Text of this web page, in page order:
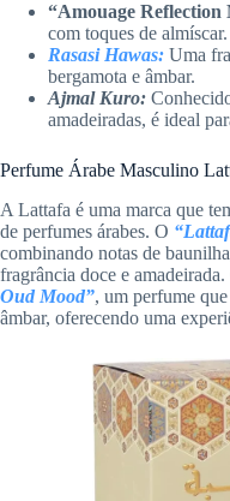
“Amouage Reflection
com toques de almíscar.
Rasasi Hawas: Uma
bergamota e âmbar.
Ajmal Kuro:
amadeiradas, é ideal
Perfume Árabe Masculino
A Lattafa é uma marca que
de perfumes árabes. O
combinando notas de
fragrância doce e
Oud Mood”, um perfume
âmbar, oferecendo uma